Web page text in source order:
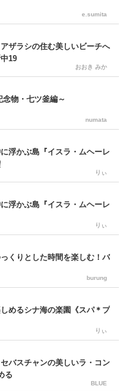
e.sumita
ザラシの住む美しいビーチへ
19
おおき みか
物・七ツ釜編～
numata
浮かぶ島『イスラ・ムヘーレ
りぃ
浮かぶ島『イスラ・ムヘーレ
りぃ
くりとした時間を楽しむ！バ
burung
めるシナ海の楽園《スパ＊プ
りぃ
バスチャンの美しいラ・コン
る
BLUE